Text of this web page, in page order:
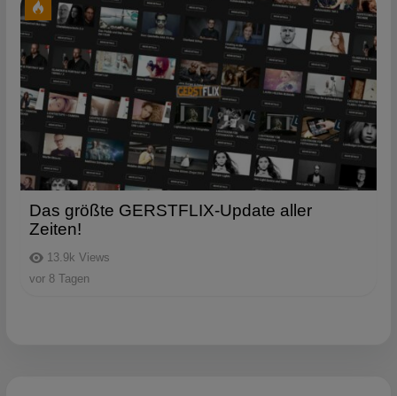
13.9k Views
Das größte GERSTFLIX-Update aller
Zeiten!
vor 8 Tagen